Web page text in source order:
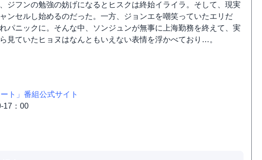
ジフンの勉強の妨げになるとヒスクは終始イライラ。そして、現実
ンセルし始めるのだった。一方、ジョンエを嘲笑っていたエリだ
パニックに。そんな中、ソンジュンが無事に上海勤務を終えて、実
見ていたヒョヌはなんともいえない表情を浮かべており…。
ト」番組公式サイト
17：00